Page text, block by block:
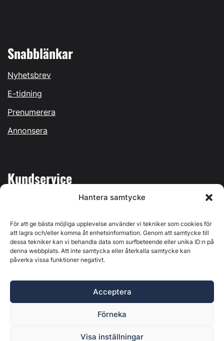
Hantera samtycke
För att ge bästa möjliga upplevelse använder vi tekniker som cookies för
att lagra och/eller komma åt enhetsinformation. Genom att samtycke till
dessa tekniker kan vi behandla data som surfbeteende eller unika ID:n på
denna webbplats. Att inte samtycka eller återkalla samtycke kan
påverka vissa funktioner negativt.
Acceptera
Förneka
Visa inställningar
Snabblänkar
Nyhetsbrev
E-tidning
Prenumerera
Annonsera
Kundservice
Kontakta oss
Östernäsvägen 1, 827 32 Ljusdal, org.nr: 556625-6425 -
Ansvarig utgivare: Henrik Ekberg. Innehållet på denna
webbplats är upphovsrättsligt skyddat. Ange källa vid citering.
Byggvärlden är en del avMarknadsdatagruppen
Policy för datahantering, integritet och cookies